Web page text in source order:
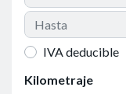
IVA deducible
Kilometraje